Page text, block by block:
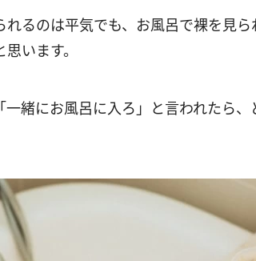
れるのは平気でも、お風呂で裸を見
います。
緒にお風呂に入ろ」と言われたら